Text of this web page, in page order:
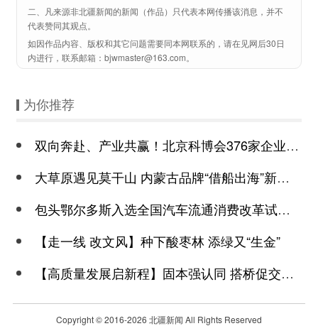
二、凡来源非北疆新闻的新闻（作品）只代表本网传播该消息，并不
代表赞同其观点。
如因作品内容、版权和其它问题需要同本网联系的，请在见网后30日
内进行，联系邮箱：bjwmaster@163.com。
为你推荐
双向奔赴、产业共赢！北京科博会376家企业与内蒙古科创同向同行
大草原遇见莫干山 内蒙古品牌“借船出海”新篇章
包头鄂尔多斯入选全国汽车流通消费改革试点城市 两地汽车保有量均超100万辆
【走一线 改文风】种下酸枣林 添绿又“生金”
【高质量发展启新程】固本强认同 搭桥促交融 建制求实效 内蒙古紧扣主线推进
Copyright © 2016-2026 北疆新闻 All Rights Reserved